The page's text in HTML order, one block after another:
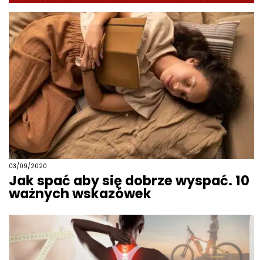
03/09/2020
Jak spać aby się dobrze wyspać. 10
ważnych wskazówek